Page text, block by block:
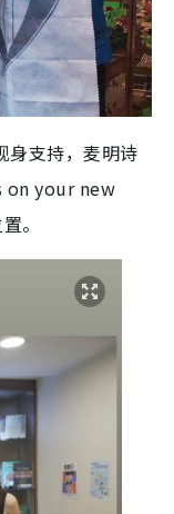
身支持，麦明诗
on your new
。